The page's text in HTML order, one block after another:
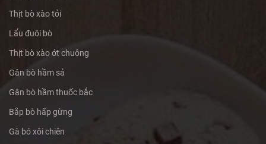
Thịt bò xào tỏi
Lẩu đuôi bò
Thịt bò xào ớt chuông
Gân bò hầm sả
Gân bò hầm thuốc bắc
Bắp bò hấp gừng
Gà bó xôi chiên